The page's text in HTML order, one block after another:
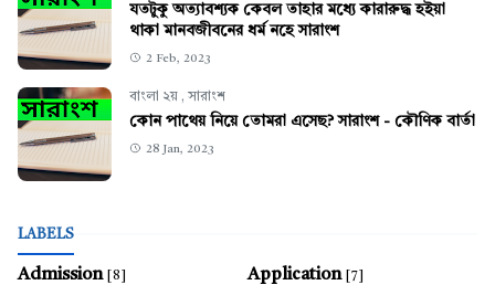
যতটুকু অত্যাবশ্যক কেবল তাহার মধ্যে কারারুদ্ধ হইয়া
থাকা মানবজীবনের ধর্ম নহে সারাংশ
2 Feb, 2023
বাংলা ২য় , সারাংশ
কোন পাথেয় নিয়ে তোমরা এসেছ? সারাংশ - কৌণিক বার্তা
28 Jan, 2023
LABELS
Admission [8] Application [7]